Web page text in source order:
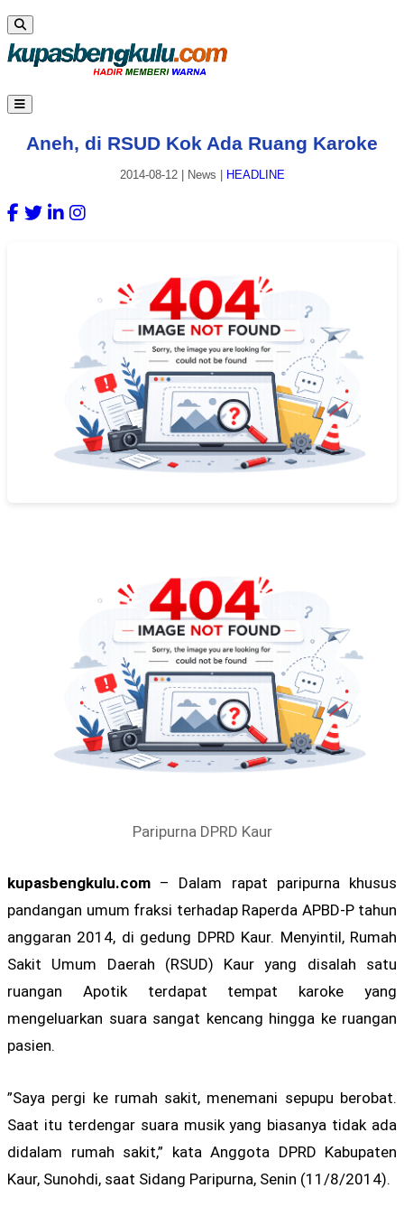
Aneh, di RSUD Kok Ada Ruang Karoke
2014-08-12| News HEADLINE
Paripurna DPRD Kaur
kupasbengkulu.com – Dalam rapat paripurna khusus
pandangan umum fraksi terhadap Raperda APBD-P tahun
anggaran 2014, di gedung DPRD Kaur. Menyintil, Rumah
Sakit Umum Daerah (RSUD) Kaur yang disalah satu
ruangan Apotik terdapat tempat karoke yang
mengeluarkan suara sangat kencang hingga ke ruangan
pasien.
”Saya pergi ke rumah sakit, menemani sepupu berobat.
Saat itu terdengar suara musik yang biasanya tidak ada
didalam rumah sakit,” kata Anggota DPRD Kabupaten
Kaur, Sunohdi, saat Sidang Paripurna, Senin (11/8/2014).